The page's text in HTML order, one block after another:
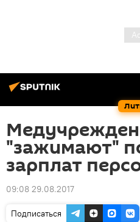
"зажимают"
зарплат
09:08 29.08.2017
Подписаться